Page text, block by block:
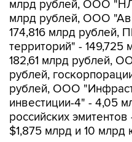
Помимо этого,
"префы" "РЖД"
"Атомэнергопрома"
Газпромбанка
Россельхозбанка (25
обыкновенные акции
млрд рублей), ПАО
рублей), ГТЛК (58,334
(3 трлн 106 млрд